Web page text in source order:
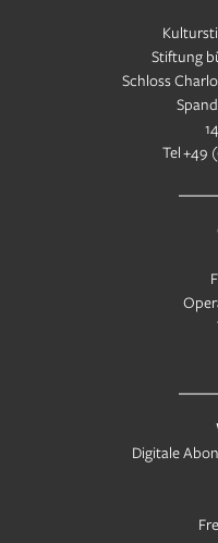
Stiftung
Schloss
Tel+49
Digitale